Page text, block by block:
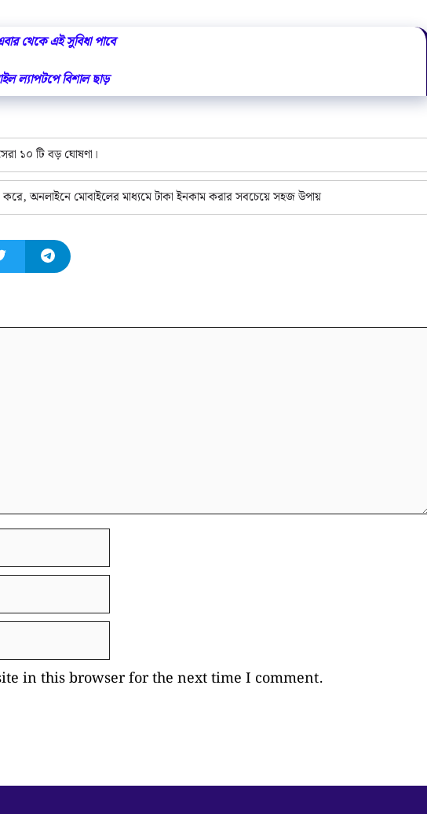
থেকে এই সুবিধা পাবে
ল্যাপটপে বিশাল ছাড়
১০ টি বড় ঘোষণা।
অনলাইনে মোবাইলের মাধ্যমে টাকা ইনকাম করার সবচেয়ে সহজ উপায়
in this browser for the next time I comment.